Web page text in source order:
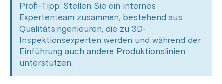
Profi-Tipp: Stellen Sie ein internes
Expertenteam zusammen, bestehend aus
Qualitätsingenieuren, die zu 3D-
Inspektionsexperten werden und während der
Einführung auch andere Produktionslinien
unterstützen.